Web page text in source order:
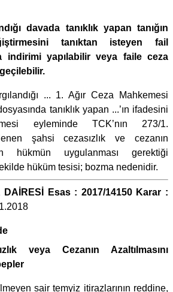
davada tanıklık yapan tanığın
tanıktan isteyen fail
indirimi yapılabilir veya faile ceza
... 1. Ağır Ceza Mahkemesi
tanıklık yapan ...’ın ifadesini
eyleminde TCK’nın 273/1.
şahsi cezasızlık ve cezanın
hükmün uygulanması gerektiği
hüküm tesisi; bozma nedenidir.
DAİRESİ Esas : 2017/14150 Karar :
veya Cezanın Azaltılmasını
sair temyiz itirazlarının reddine,